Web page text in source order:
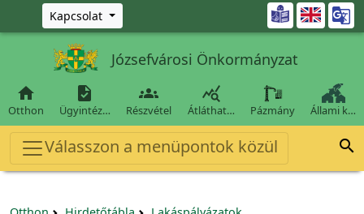
Ugrás a fő tartalomra
Kapcsolat 
Józsefvárosi Önkormányzat

Otthon

Ügyintéz…

Részvétel

Átláthat… Pázmány Állami k…
Válasszon a menüpontok közül 